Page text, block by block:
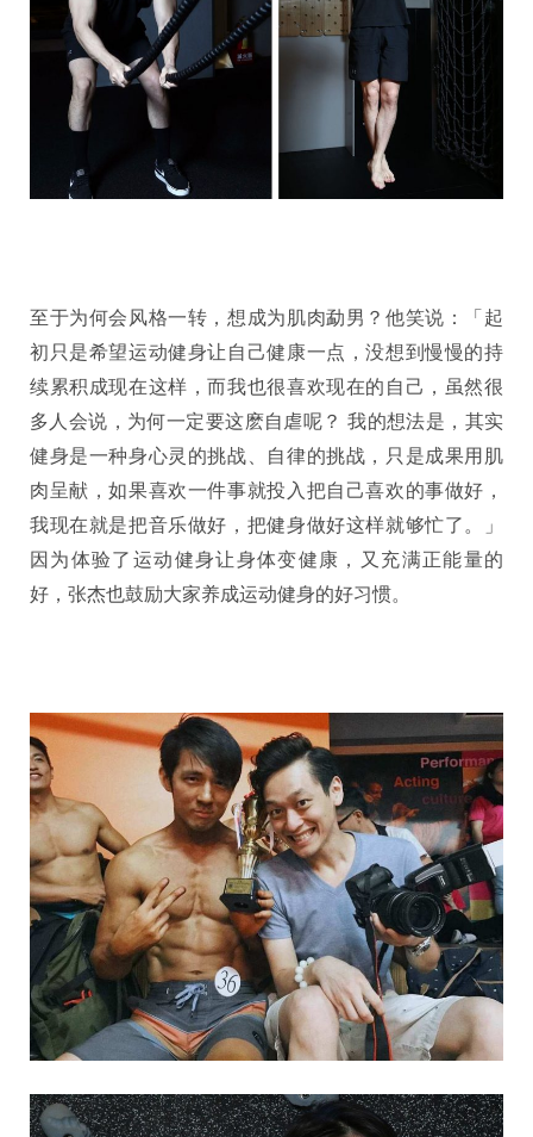
至于为何会风格一转，想成为肌肉勐男？他笑说：「起
初只是希望运动健身让自己健康一点，没想到慢慢的持
续累积成现在这样，而我也很喜欢现在的自己，虽然很
多人会说，为何一定要这麽自虐呢？ 我的想法是，其实
健身是一种身心灵的挑战、自律的挑战，只是成果用肌
肉呈献，如果喜欢一件事就投入把自己喜欢的事做好，
我现在就是把音乐做好，把健身做好这样就够忙了。」
因为体验了运动健身让身体变健康，又充满正能量的
好，张杰也鼓励大家养成运动健身的好习惯。